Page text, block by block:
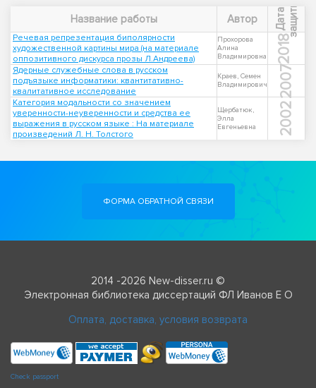
Название работы Автор Д
а
т
а
з
а
щ
и
т ы
Речевая репрезентация биполярности
художественной картины мира (на материале
оппозитивного дискурса прозы Л.Андреева)
Прохорова
Алина
Владимировна
2018
Ядерные служебные слова в русском
подъязыке информатики: квантитативно-
квалитативное исследование
Краев, Семен
Владимирович
2007
Категория модальности со значением
уверенности-неуверенности и средства ее
выражения в русском языке : На материале
произведений Л. Н. Толстого
Щербатюк,
Элла
Евгеньевна
2002
ФОРМА ОБРАТНОЙ СВЯЗИ
2014 -2026 New-disser.ru ©
Электронная библиотека диссертаций ФЛ Иванов Е О
Оплата, доставка, условия возврата
Check passport